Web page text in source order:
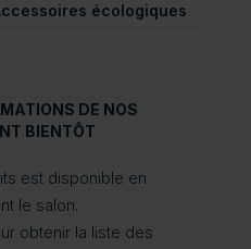
écologiques
DE NOS
BIENTÔT
est disponible en
le salon.
obtenir la liste des